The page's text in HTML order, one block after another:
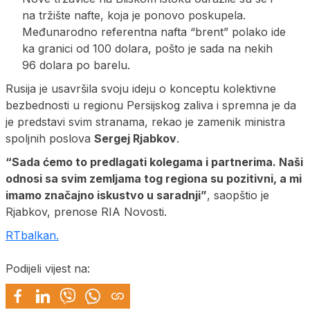
na tržište nafte, koja je ponovo poskupela.
Međunarodno referentna nafta “brent” polako ide
ka granici od 100 dolara, pošto je sada na nekih
96 dolara po barelu.
Rusija je usavršila svoju ideju o konceptu kolektivne
bezbednosti u regionu Persijskog zaliva i spremna je da
je predstavi svim stranama, rekao je zamenik ministra
spoljnih poslova Sergej Rjabkov.
“Sada ćemo to predlagati kolegama i partnerima. Naši
odnosi sa svim zemljama tog regiona su pozitivni, a mi
imamo značajno iskustvo u saradnji”, saopštio je
Rjabkov, prenose RIA Novosti.
RTbalkan.
Podijeli vijest na: